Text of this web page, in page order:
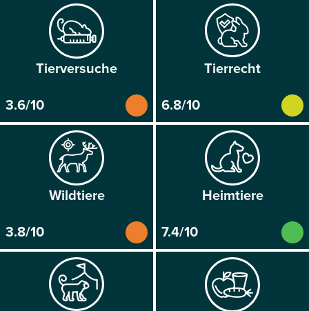
Tier­versuche
3.6/10
Tier­recht
6.8/10
Wildtiere
3.8/10
Heim­tiere
7.4/10